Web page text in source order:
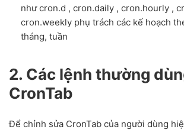
như cron.d , cron.daily , cron.hourly ,
cron.weekly phụ trách các kế hoạch
tháng, tuần
2. Các lệnh thường
CronTab
Để chỉnh sửa CronTab của người dùng